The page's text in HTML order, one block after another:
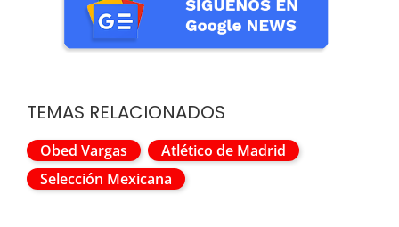
TEMAS RELACIONADOS
Obed Vargas
Atlético de Madrid
Selección Mexicana